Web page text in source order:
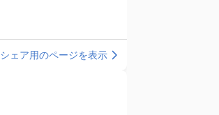
シェア用のページを表示